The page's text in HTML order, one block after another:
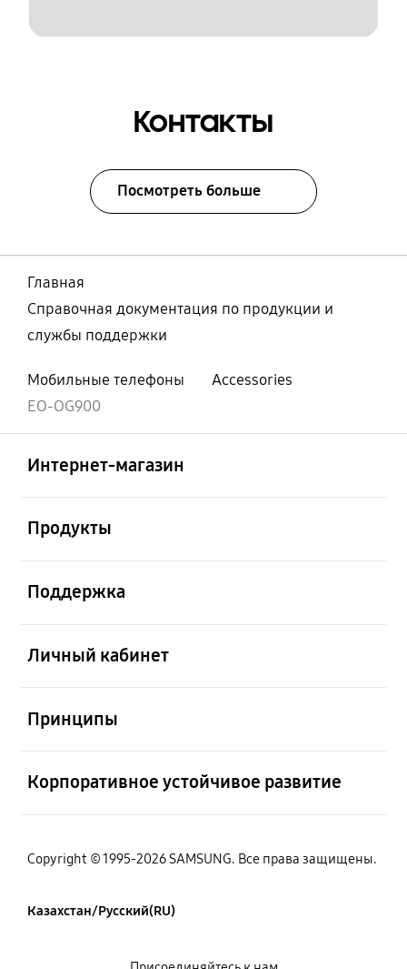
Контакты
Посмотреть больше
Главная
Справочная документация по продукции и
службы поддержки
Мобильные телефоны
Accessories
EO-OG900
Интернет-магазин
Продукты
Поддержка
Личный кабинет
Принципы
Корпоративное устойчивое развитие
Copyright © 1995-2026 SAMSUNG. Все права защищены.
Казахстан/Русский(RU)